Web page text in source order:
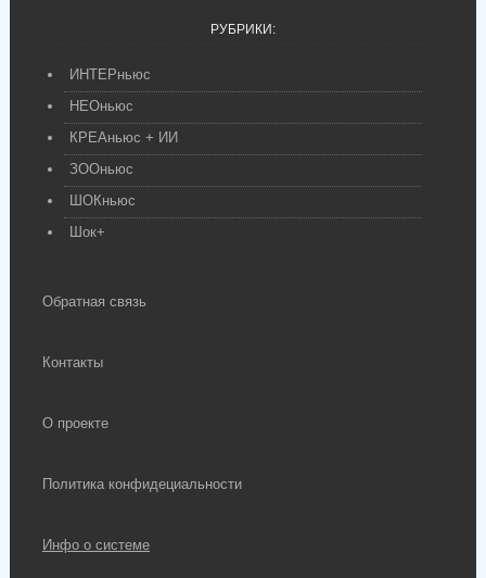
РУБРИКИ:
ИНТЕРньюс
НЕОньюс
КРЕАньюс + ИИ
ЗООньюс
ШОКньюс
Шок+
Обратная связь
Контакты
О проекте
Политика конфидециальности
Инфо о системе